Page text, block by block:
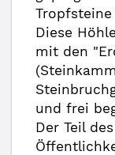
Diese
mit den
und frei
Der Teil